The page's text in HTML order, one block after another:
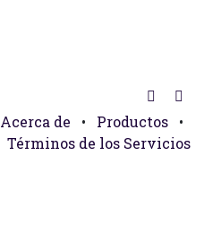
Acerca de • Productos
•
Términos de los Servicios